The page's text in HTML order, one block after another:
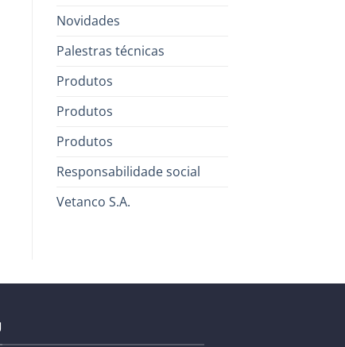
Novidades
Palestras técnicas
Produtos
Produtos
Produtos
Responsabilidade social
Vetanco S.A.